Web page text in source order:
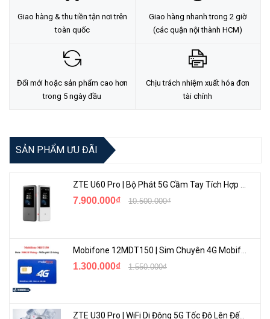
Giao hàng & thu tiền tận nơi trên
toàn quốc
Giao hàng nhanh trong 2 giờ
(các quận nội thành HCM)
Đổi mới hoặc sản phẩm cao hơn
trong 5 ngày đầu
Chịu trách nhiệm xuất hóa đơn
tài chính
SẢN PHẨM ƯU ĐÃI
ZTE U60 Pro | Bộ Phát 5G Cầm Tay Tích Hợp Công Nghệ WiFi 7, Pin 10000mAh
7.900.000₫ 10.500.000₫
1.300.000₫ 1.550.000₫
ZTE U30 Pro | WiFi Di Động 5G Tốc Độ Lên Đến 500Mbps, Màn Hình Cảm Ứng